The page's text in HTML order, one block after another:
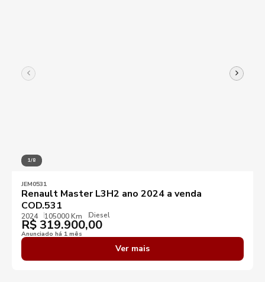
1/8
JEM0531
Renault Master L3H2 ano 2024 a venda
COD.531
2024 105000 Km Diesel
R$ 319.900,00
Anunciado há 1 mês
Ver mais